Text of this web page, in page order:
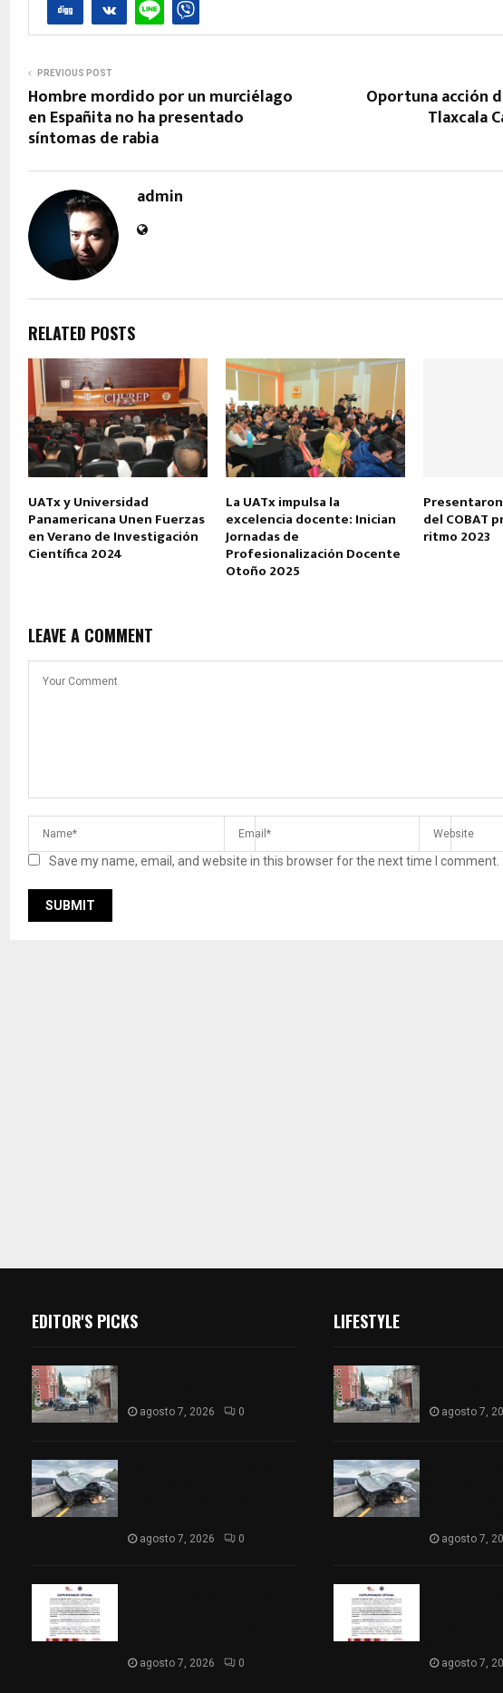
PREVIOUS POST
Hombre mordido por un murciélago
en Españita no ha presentado
síntomas de rabia
Oportuna acción
Tlaxcala
admin
RELATED POSTS
UATx y Universidad
Panamericana Unen Fuerzas
en Verano de Investigación
Científica 2024
La UATx impulsa la
excelencia docente: Inician
Jornadas de
Profesionalización Docente
Otoño 2025
del COBAT
ritmo 2023
LEAVE A COMMENT
Save my name, email, and website in this browser for the next time I comment.
EDITOR'S PICKS
agosto 7, 2026 0
agosto 7, 2026 0
agosto 7, 2026 0
LIFESTYLE
agosto 7,
agosto 7,
agosto 7,